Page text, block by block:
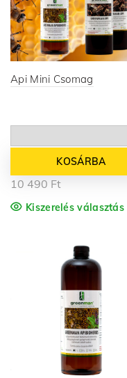
Api Mini Csomag
KOSÁRBA
10 490 Ft
Kiszerelés választás